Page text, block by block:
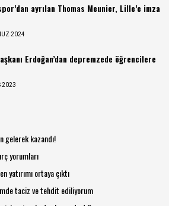
ayrılan Thomas Meunier, Lille’e imza
2024
Erdoğan’dan depremzede öğrencilere
2023
gelerek kazandı!
yorumları
yatırımı ortaya çıktı
taciz ve tehdit ediliyorum